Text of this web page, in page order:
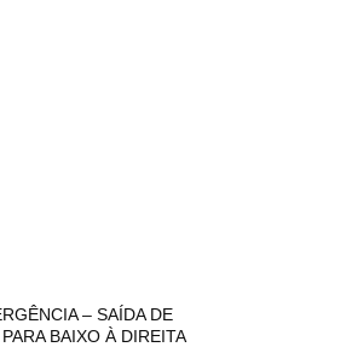
– SAÍDA DE
BAIXO À DIREITA